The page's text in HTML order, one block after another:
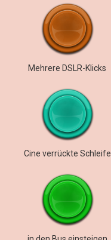
Mehrere DSLR-Klicks
Cine verrückte Schleife